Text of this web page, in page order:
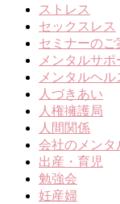
ストレス
セックスレス
セミナーのご
メンタルサポ
メンタルヘル
人づきあい
人権擁護局
人間関係
会社のメンタ
出産・育児
勉強会
妊産婦